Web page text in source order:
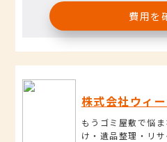
費用を
株式会社ウィ
もうゴミ屋敷で悩
け・遺品整理・リ